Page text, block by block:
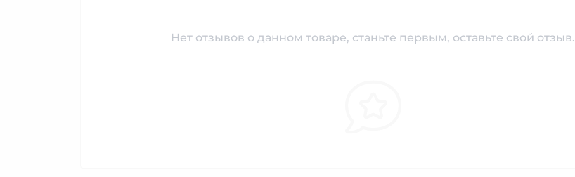
Нет отзывов о данном товаре, станьте первым, оставьте свой отзыв.